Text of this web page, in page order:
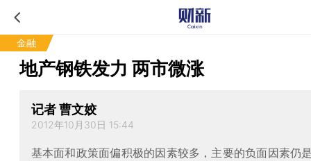
金融
地产钢铁发力 两市微涨
记者 曹文姣
2012年10月30日 15:44
基本面和政策面偏积极的因素较多，主要的负面因素仍